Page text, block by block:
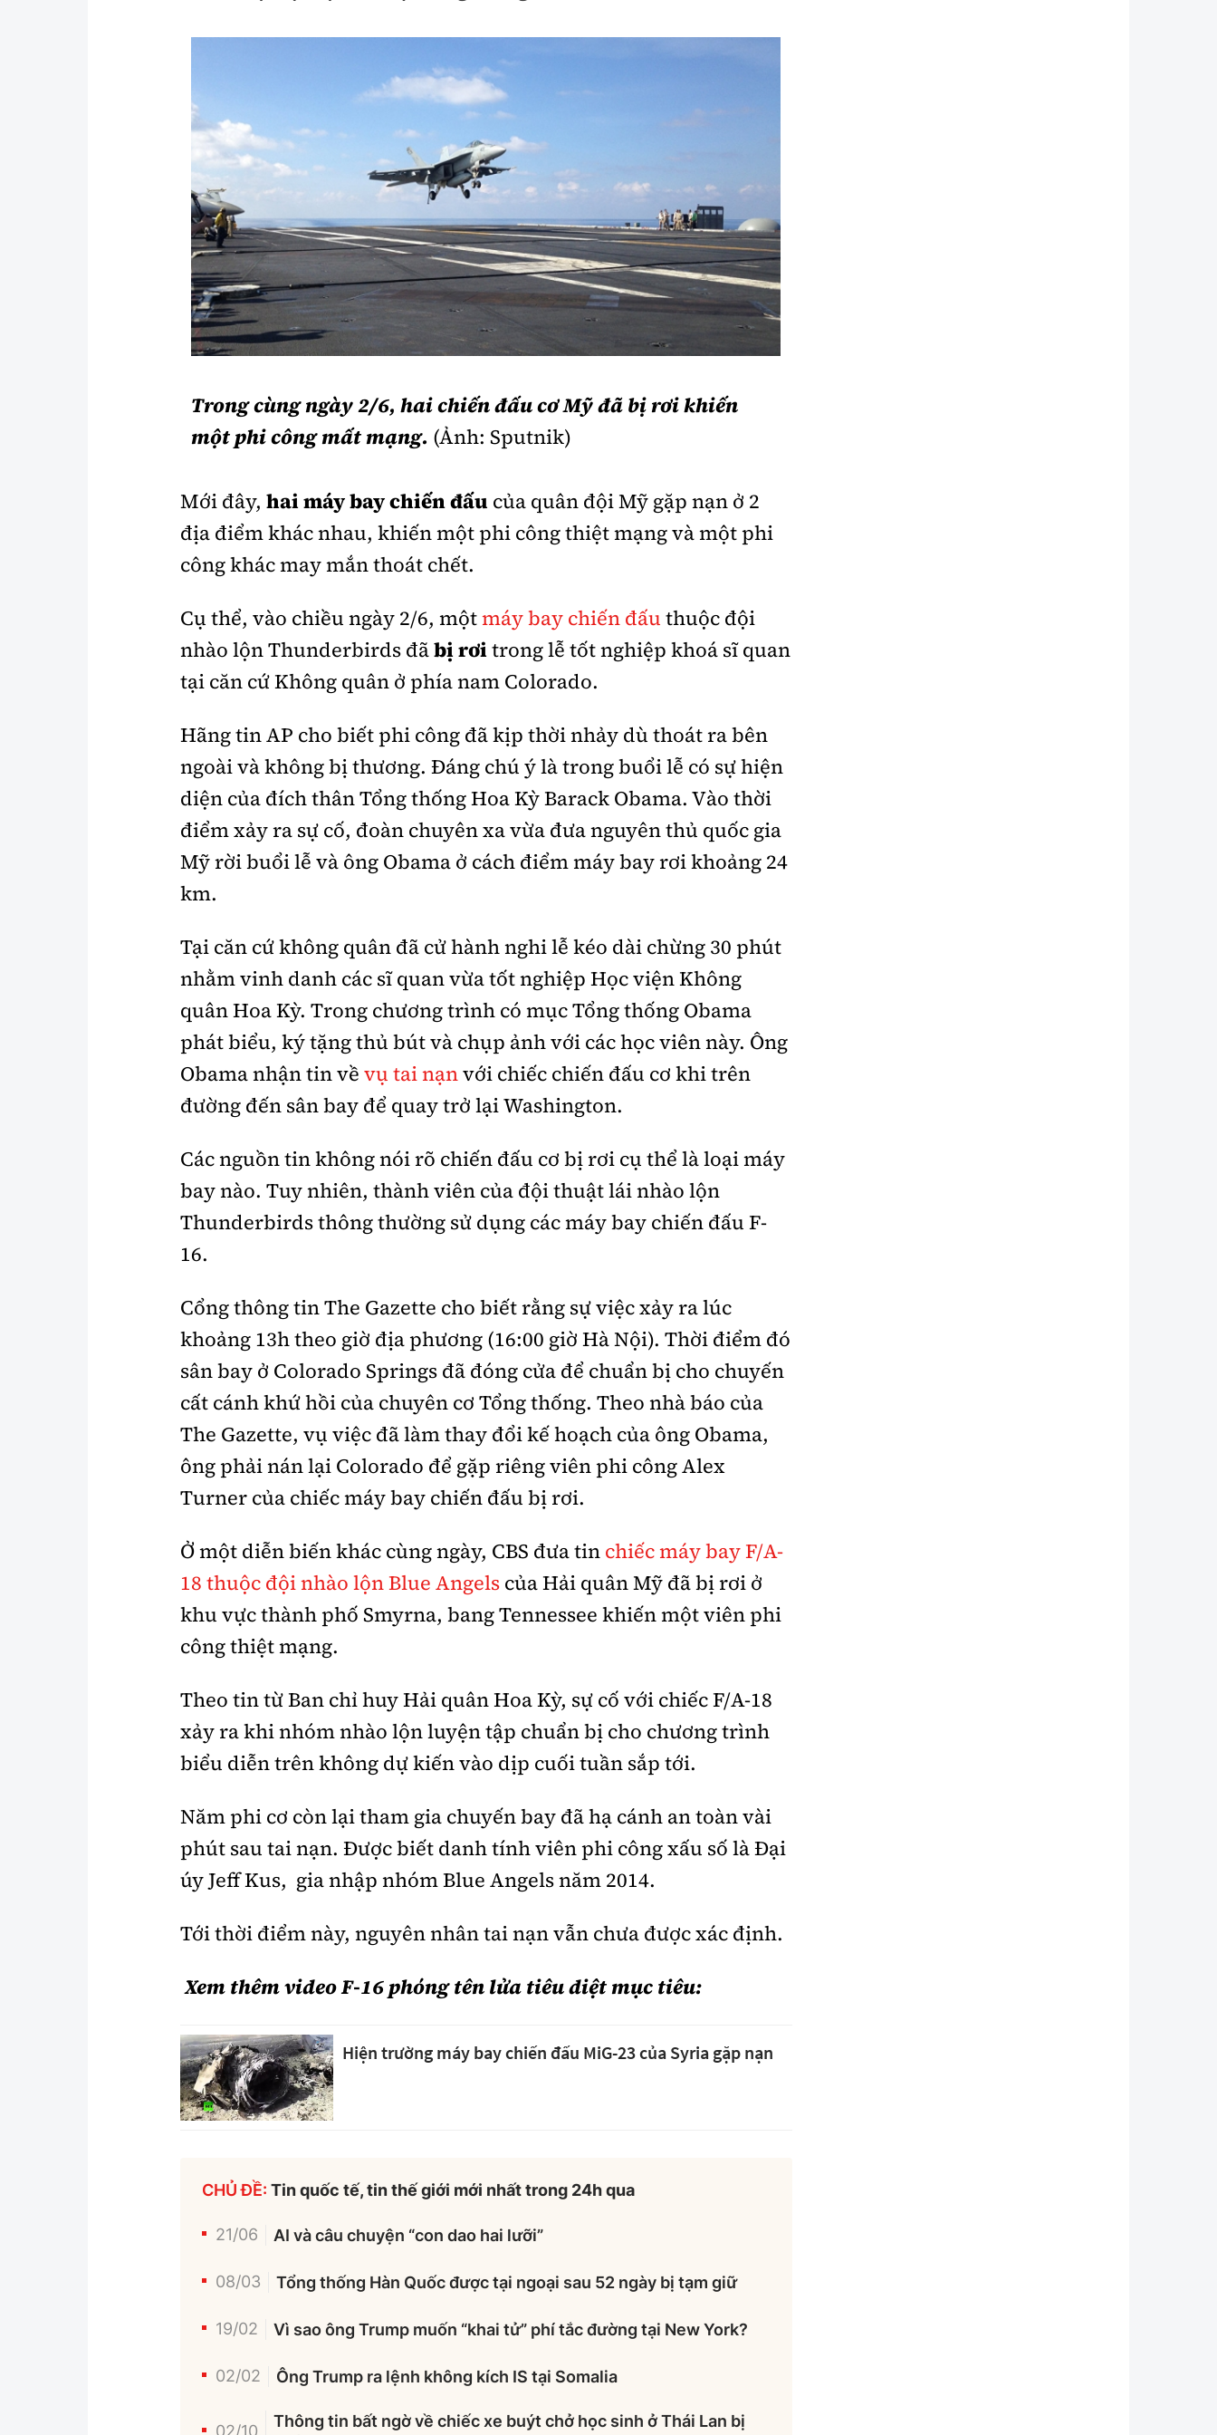
Lao động - Công đoàn
Hậu trường sao
360 độ thể thao
Tư vấn
Thời sự Quốc tế
Thế giới giao thông
Thế giới xây dựng
Đi ++
Du lịch
Lối sống
Ẩm thực
Thời sự
Camera giao thông
Câu chuyện giao thông
Lăng kính xây dựng
Trong cùng ngày 2/6, hai chiến đấu cơ Mỹ đã bị rơi khiến
một phi công mất mạng. (Ảnh: Sputnik)
Mới đây,hai máy bay chiến đấu của quân đội Mỹ gặp nạn ở 2
địa điểm khác nhau, khiến một phi công thiệt mạng và một phi
công khác may mắn thoát chết.
Cụ thể, vào chiều ngày 2/6, mộtmáy bay chiến đấu thuộc đội
nhào lộn Thunderbirds đãbị rơitrong lễ tốt nghiệp khoá sĩ quan
tại căn cứ Không quân ở phía nam Colorado.
Hãng tin AP cho biết phi công đã kịp thời nhảy dù thoát ra bên
ngoài và không bị thương. Đáng chú ý là trong buổi lễ có sự hiện
diện của đích thân Tổng thống Hoa Kỳ Barack Obama. Vào thời
điểm xảy ra sự cố, đoàn chuyên xa vừa đưa nguyên thủ quốc gia
Mỹ rời buổi lễ và ông Obama ở cách điểm máy bay rơi khoảng 24
km.
Tại căn cứ không quân đã cử hành nghi lễ kéo dài chừng 30 phút
nhằm vinh danh các sĩ quan vừa tốt nghiệp Học viện Không
quân Hoa Kỳ. Trong chương trình có mục Tổng thống Obama
phát biểu, ký tặng thủ bút và chụp ảnh với các học viên này. Ông
Obama nhận tin vềvụ tai nạnvới chiếc chiến đấu cơ khi trên
đường đến sân bay để quay trở lại Washington.
Các nguồn tin không nói rõ chiến đấu cơ bị rơi cụ thể là loại máy
bay nào. Tuy nhiên, thành viên của đội thuật lái nhào lộn
Thunderbirds thông thường sử dụng các máy bay chiến đấu F-
16.
Cổng thông tin The Gazette cho biết rằng sự việc xảy ra lúc
khoảng 13h theo giờ địa phương (16:00 giờ Hà Nội). Thời điểm đó
sân bay ở Colorado Springs đã đóng cửa để chuẩn bị cho chuyến
cất cánh khứ hồi của chuyên cơ Tổng thống. Theo nhà báo của
The Gazette, vụ việc đã làm thay đổi kế hoạch của ông Obama,
ông phải nán lại Colorado để gặp riêng viên phi công Alex
Turner của chiếc máy bay chiến đấu bị rơi.
Ở một diễn biến khác cùng ngày, CBS đưa tin chiếc máy bay F/A-
18 thuộc đội nhào lộn Blue Angels của Hải quân Mỹ đã bị rơi ở
khu vực thành phố Smyrna, bang Tennessee khiến một viên phi
công thiệt mạng.
Theo tin từ Ban chỉ huy Hải quân Hoa Kỳ, sự cố với chiếc F/A-18
xảy ra khi nhóm nhào lộn luyện tập chuẩn bị cho chương trình
biểu diễn trên không dự kiến vào dịp cuối tuần sắp tới.
Năm phi cơ còn lại tham gia chuyến bay đã hạ cánh an toàn vài
phút sau tai nạn. Được biết danh tính viên phi công xấu số là Đại
úy Jeff Kus, gia nhập nhóm Blue Angels năm 2014.
Tới thời điểm này, nguyên nhân tai nạn vẫn chưa được xác định.
Xem thêm video F-16 phóng tên lửa tiêu diệt mục tiêu:
Hiện trường máy bay chiến đấu MiG-23 của Syria gặp nạn
CHỦ ĐỀ: Tin quốc tế, tin thế giới mới nhất trong 24h qua
21/06 AI và câu chuyện “con dao hai lưỡi”
08/03 Tổng thống Hàn Quốc được tại ngoại sau 52 ngày bị tạm giữ
19/02 Vì sao ông Trump muốn “khai tử” phí tắc đường tại New York?
02/02 Ông Trump ra lệnh không kích IS tại Somalia
Thông tin bất ngờ về chiếc xe buýt chở học sinh ở Thái Lan bị